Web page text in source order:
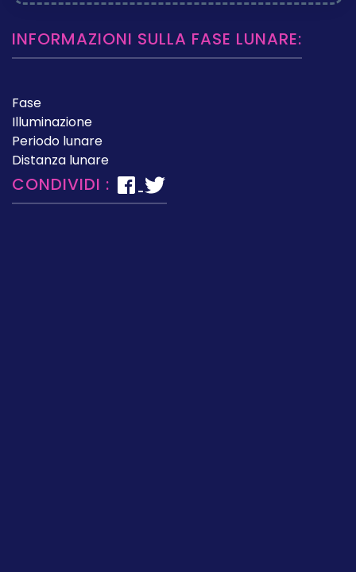
INFORMAZIONI SULLA FASE LUNARE:
Fase
Illuminazione
Periodo lunare
Distanza lunare
CONDIVIDI :